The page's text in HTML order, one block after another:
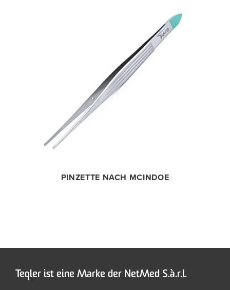
PINZETTE NACH MCINDOE
Teqler ist eine Marke der NetMed S.à.r.l.